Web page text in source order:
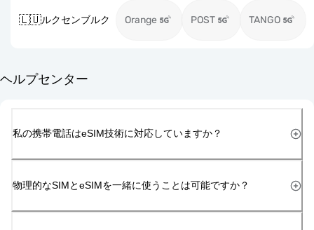
🇱🇺ルクセンブルク Orange POST TANGO
ヘルプセンター
私の携帯電話はeSIM技術に対応していますか？
物理的なSIMとeSIMを一緒に使うことは可能ですか？